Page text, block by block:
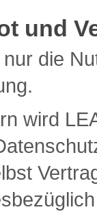
und
die
wird